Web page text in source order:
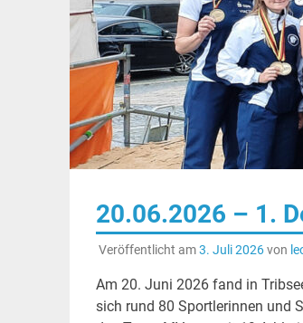
20.06.2026 – 1.
Veröffentlicht am3. Juli 2026von
Am 20. Juni 2026 fand in
sich rund 80 Sportlerinnen und